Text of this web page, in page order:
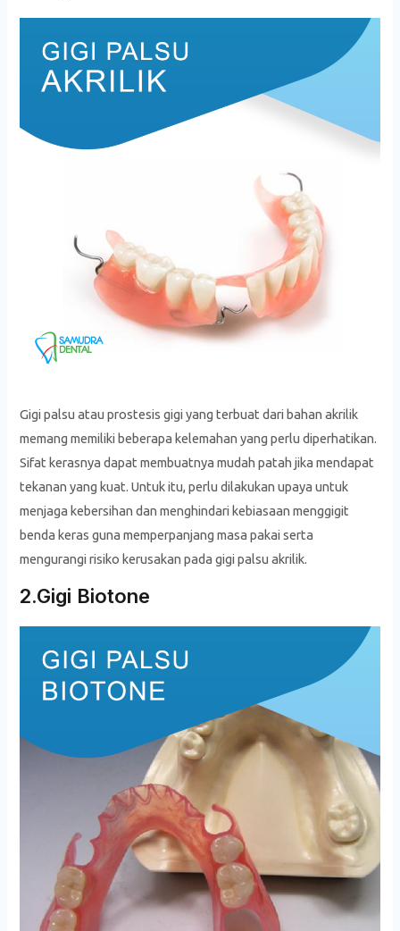
Gigi palsu atau prostesis gigi yang terbuat dari bahan akrilik
memang memiliki beberapa kelemahan yang perlu diperhatikan.
Sifat kerasnya dapat membuatnya mudah patah jika mendapat
tekanan yang kuat. Untuk itu, perlu dilakukan upaya untuk
menjaga kebersihan dan menghindari kebiasaan menggigit
benda keras guna memperpanjang masa pakai serta
mengurangi risiko kerusakan pada gigi palsu akrilik.
2.Gigi Biotone